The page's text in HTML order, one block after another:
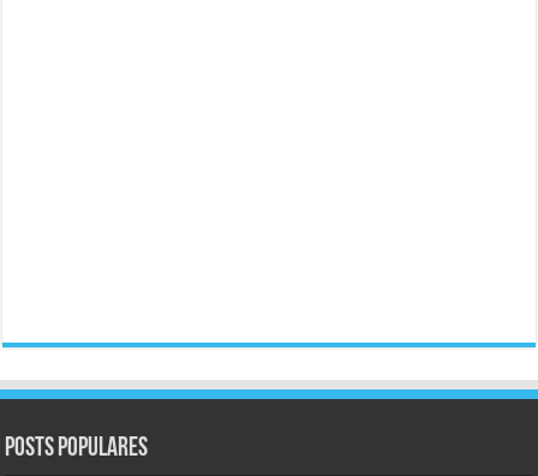
Posts populares